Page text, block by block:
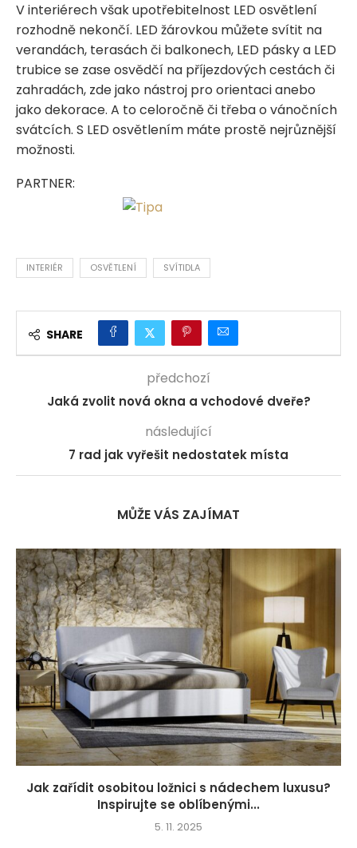
V interiérech však upotřebitelnost LED osvětlení
rozhodně nekončí. LED žárovkou můžete svítit na
verandách, terasách či balkonech, LED pásky a LED
trubice se zase osvědčí na příjezdových cestách či
zahradách, zde jako nástroj pro orientaci anebo
jako dekorace. A to celoročně či třeba o vánočních
svátcích. S LED osvětlením máte prostě nejrůznější
možnosti.
PARTNER:
INTERIÉR OSVĚTLENÍ SVÍTIDLA
SHARE
předchozí
Jaká zvolit nová okna a vchodové dveře?
následující
7 rad jak vyřešit nedostatek místa
MŮŽE VÁS ZAJÍMAT
Jak zařídit osobitou ložnici s nádechem luxusu?
Inspirujte se oblíbenými...
5. 11. 2025